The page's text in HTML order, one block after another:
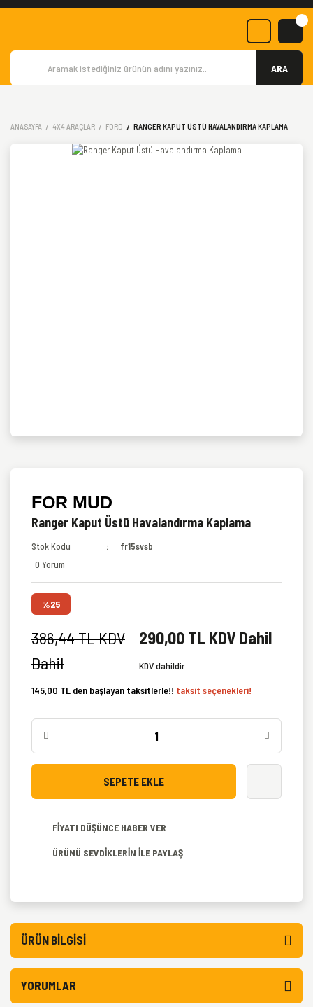
ARA
ANASAYFA 4X4 ARAÇLAR FORD RANGER KAPUT ÜSTÜ HAVALANDIRMA KAPLAMA
FOR MUD
Ranger Kaput Üstü Havalandırma Kaplama
Stok Kodu
fr15svsb
0 Yorum
%25
386,44 TL KDV
Dahil
290,00 TL KDV Dahil
KDV dahildir
145,00 TL den başlayan taksitlerle!! taksit seçenekleri!
SEPETE EKLE
FİYATI DÜŞÜNCE HABER VER
ÜRÜNÜ SEVDİKLERİN İLE PAYLAŞ
ÜRÜN BILGISI
YORUMLAR